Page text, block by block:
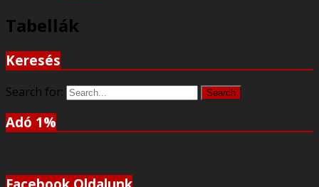
Tabellák
Keresés
Search for: Search
Adó 1%